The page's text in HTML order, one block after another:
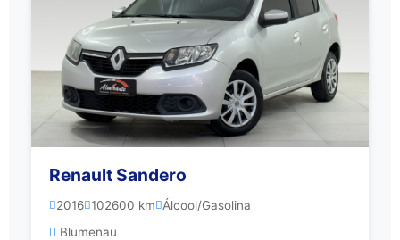
Renault Sandero
2016 102600 km
Álcool/Gasolina
Blumenau